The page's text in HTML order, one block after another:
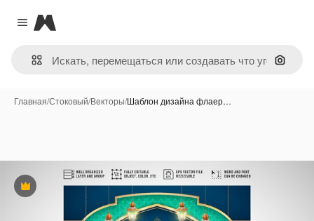
Close menu
Magnific
Поиск
Главная/Стоковый/Векторы/Шаблон дизайна флаер…
Премиум